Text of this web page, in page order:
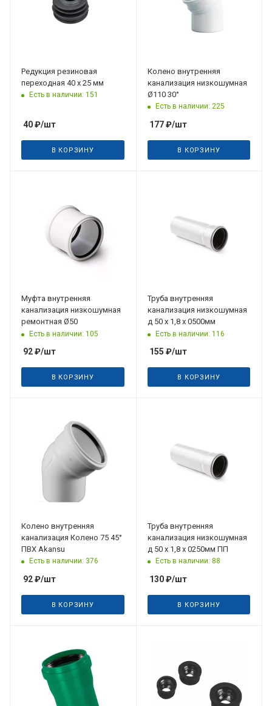
Редукция резиновая
переходная 40 х 25 мм
Есть в наличии: 151
40₽/шт
В КОРЗИНУ
Колено внутренняя
канализация низкошумная
Ø110 30°
Есть в наличии: 225
177₽/шт
В КОРЗИНУ
Муфта внутренняя
канализация низкошумная
ремонтная Ø50
Есть в наличии: 105
92₽/шт
В КОРЗИНУ
Труба внутренняя
канализация низкошумная
д 50 х 1,8 х 0500мм
Есть в наличии: 116
155 ₽/шт
В КОРЗИНУ
Колено внутренняя
канализация Колено 75 45°
ПВХ Akansu
Есть в наличии: 376
92₽/шт
В КОРЗИНУ
Труба внутренняя
канализация низкошумная
д 50 х 1,8 х 0250мм ПП
Есть в наличии: 88
130₽/шт
В КОРЗИНУ